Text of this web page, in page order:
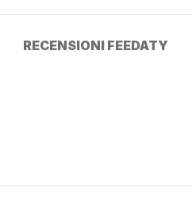
RECENSIONI FEEDATY